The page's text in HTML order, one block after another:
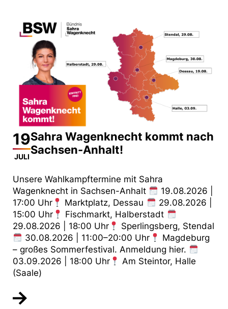
19
JULI
Sahra Wagenknecht kommt nach
Sachsen-Anhalt!
Unsere Wahlkampftermine mit Sahra
Wagenknecht in Sachsen-Anhalt
19.08.2026 |
17:00 Uhr
Marktplatz, Dessau
29.08.2026 |
15:00 Uhr
Fischmarkt, Halberstadt
29.08.2026 | 18:00 Uhr
Sperlingsberg, Stendal
30.08.2026 | 11:00–20:00 Uhr
Magdeburg
– großes Sommerfestival. Anmeldung hier.
03.09.2026 | 18:00 Uhr
Am Steintor, Halle
(Saale)